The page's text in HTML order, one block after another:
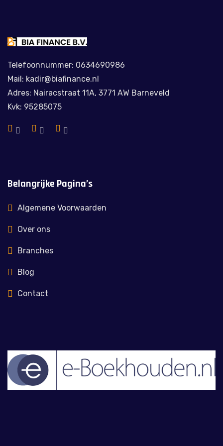
Telefoonnummer: 0634690986
Mail: kadir@biafinance.nl
Adres: Nairacstraat 11A, 3771 AW Barneveld
Kvk: 95285075
Belangrijke Pagina’s
Algemene Voorwaarden
Over ons
Branches
Blog
Contact